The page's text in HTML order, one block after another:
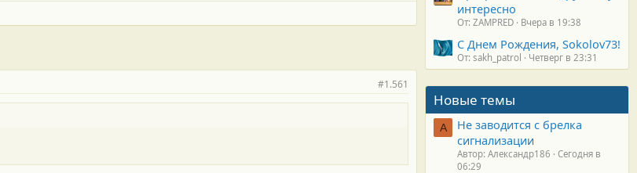
#1.561
интересно
От: ZAMPRED Вчера в 19:38
С Днем Рождения, Sokolov73!
От: sakh_patrol Четверг в 23:31
Новые темы
А
Не заводится с брелка
сигнализации
Автор: Александр186
Сегодня в
06:29